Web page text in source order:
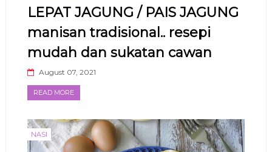
LEPAT JAGUNG / PAIS JAGUNG
manisan tradisional.. resepi
mudah dan sukatan cawan
August 07, 2021
READ MORE
NASI